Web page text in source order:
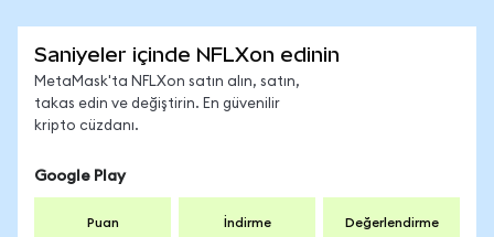
Saniyeler içinde NFLXon edinin
MetaMask'ta NFLXon satın alın, satın,
takas edin ve değiştirin. En güvenilir
kripto cüzdanı.
Google Play
Puan İndirme Değerlendirme